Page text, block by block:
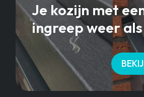
Je kozijn met
ingreep weer